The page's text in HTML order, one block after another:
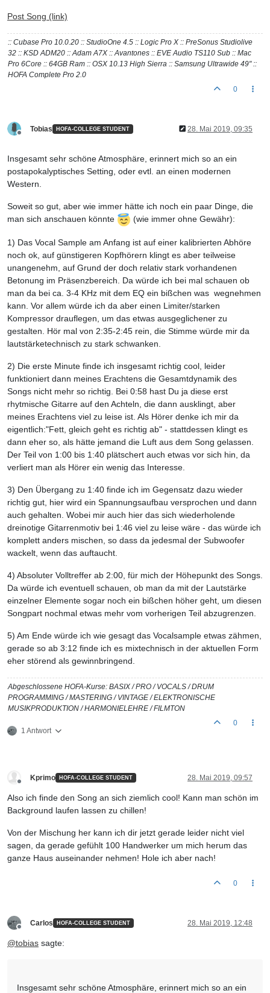
Post Song (link)
:: Cubase Pro 10.0.20 :: StudioOne 4.5 :: Logic Pro X :: PreSonus Studiolive
32 :: KSD ADM20 :: Adam A7X :: Avantones :: EVE Audio TS110 Sub :: Mac
Pro 6Core :: 64GB Ram :: OSX 10.13 High Sierra :: Samsung Ultrawide 49" ::
HOFA Complete Pro 2.0
0
Tobias HOFA-COLLEGE STUDENT 28. Mai 2019, 09:35
Insgesamt sehr schöne Atmosphäre, erinnert mich so an ein
postapokalyptisches Setting, oder evtl. an einen modernen
Western.
Soweit so gut, aber wie immer hätte ich noch ein paar Dinge, die
man sich anschauen könnte
(wie immer ohne Gewähr):
1) Das Vocal Sample am Anfang ist auf einer kalibrierten Abhöre
noch ok, auf günstigeren Kopfhörern klingt es aber teilweise
unangenehm, auf Grund der doch relativ stark vorhandenen
Betonung im Präsenzbereich. Da würde ich bei mal schauen ob
man da bei ca. 3-4 KHz mit dem EQ ein bißchen was wegnehmen
kann. Vor allem würde ich da aber einen Limiter/starken
Kompressor drauflegen, um das etwas ausgeglichener zu
gestalten. Hör mal von 2:35-2:45 rein, die Stimme würde mir da
lautstärketechnisch zu stark schwanken.
2) Die erste Minute finde ich insgesamt richtig cool, leider
funktioniert dann meines Erachtens die Gesamtdynamik des
Songs nicht mehr so richtig. Bei 0:58 hast Du ja diese erst
rhytmische Gitarre auf den Achteln, die dann ausklingt, aber
meines Erachtens viel zu leise ist. Als Hörer denke ich mir da
eigentlich:"Fett, gleich geht es richtig ab" - stattdessen klingt es
dann eher so, als hätte jemand die Luft aus dem Song gelassen.
Der Teil von 1:00 bis 1:40 plätschert auch etwas vor sich hin, da
verliert man als Hörer ein wenig das Interesse.
3) Den Übergang zu 1:40 finde ich im Gegensatz dazu wieder
richtig gut, hier wird ein Spannungsaufbau versprochen und dann
auch gehalten. Wobei mir auch hier das sich wiederholende
dreinotige Gitarrenmotiv bei 1:46 viel zu leise wäre - das würde ich
komplett anders mischen, so dass da jedesmal der Subwoofer
wackelt, wenn das auftaucht.
4) Absoluter Volltreffer ab 2:00, für mich der Höhepunkt des Songs.
Da würde ich eventuell schauen, ob man da mit der Lautstärke
einzelner Elemente sogar noch ein bißchen höher geht, um diesen
Songpart nochmal etwas mehr vom vorherigen Teil abzugrenzen.
5) Am Ende würde ich wie gesagt das Vocalsample etwas zähmen,
gerade so ab 3:12 finde ich es mixtechnisch in der aktuellen Form
eher störend als gewinnbringend.
Abgeschlossene HOFA-Kurse: BASIX / PRO / VOCALS / DRUM
PROGRAMMING / MASTERING / VINTAGE / ELEKTRONISCHE
MUSIKPRODUKTION / HARMONIELEHRE / FILMTON
1 Antwort
0
Kprimo HOFA-COLLEGE STUDENT 28. Mai 2019, 09:57
Also ich finde den Song an sich ziemlich cool! Kann man schön im
Background laufen lassen zu chillen!
Von der Mischung her kann ich dir jetzt gerade leider nicht viel
sagen, da gerade gefühlt 100 Handwerker um mich herum das
ganze Haus auseinander nehmen! Hole ich aber nach!
0
Carlos HOFA-COLLEGE STUDENT 28. Mai 2019, 12:48
@tobias sagte:
Insgesamt sehr schöne Atmosphäre, erinnert mich so an ein